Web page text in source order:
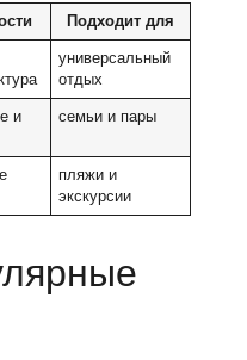
Подходит для
универсальный
отдых
и
семьи и пары
пляжи и
экскурсии